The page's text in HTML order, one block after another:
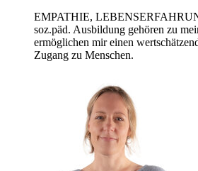
EMPATHIE,
soz.päd. Ausbildung gehören zu
ermöglichen mir einen
Zugang zu Menschen.